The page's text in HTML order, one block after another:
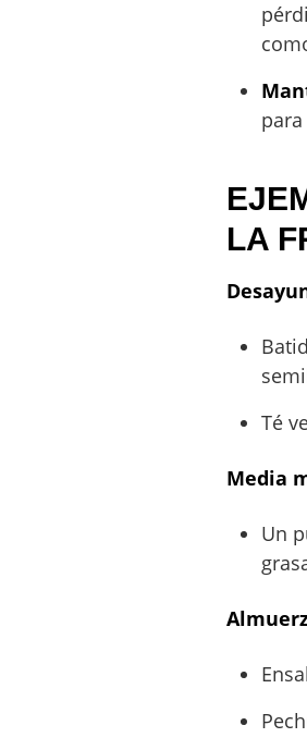
LA
Té
Media
Un